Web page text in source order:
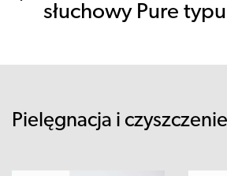
słuchowy Pure
Pielęgnacja i czyszczenie